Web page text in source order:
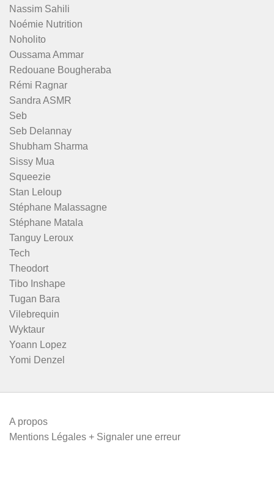
Nassim Sahili
Noémie Nutrition
Noholito
Oussama Ammar
Redouane Bougheraba
Rémi Ragnar
Sandra ASMR
Seb
Seb Delannay
Shubham Sharma
Sissy Mua
Squeezie
Stan Leloup
Stéphane Malassagne
Stéphane Matala
Tanguy Leroux
Tech
Theodort
Tibo Inshape
Tugan Bara
Vilebrequin
Wyktaur
Yoann Lopez
Yomi Denzel
A propos
Mentions Légales + Signaler une erreur